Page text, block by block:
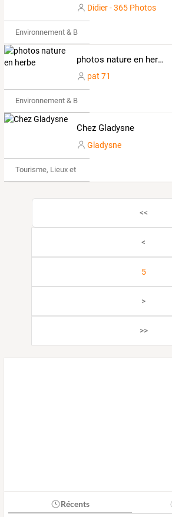
Didier - 365 Photos
Environnement & Bio
photos nature en herbe
pat 71
Environnement & Bio
Chez Gladysne
Gladysne
Tourisme, Lieux et Événements
<<
<
5
>
>>
Récents